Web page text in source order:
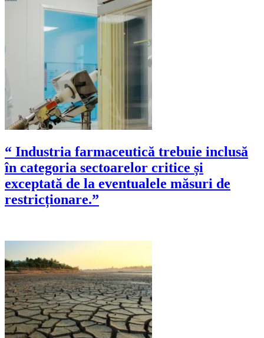
“ Industria farmaceutică trebuie inclusă
în categoria sectoarelor critice și
exceptată de la eventualele măsuri de
restricționare.”